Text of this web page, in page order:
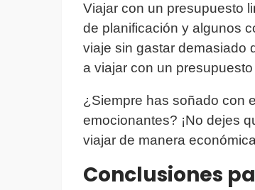
Viajar con un presupuesto
de planificación y algunos
viaje sin gastar demasiado
a viajar con un presupuesto
¿Siempre has soñado con
emocionantes? ¡No dejes
viajar de manera
Conclusiones